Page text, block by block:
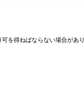
を得ねばならない場合があり